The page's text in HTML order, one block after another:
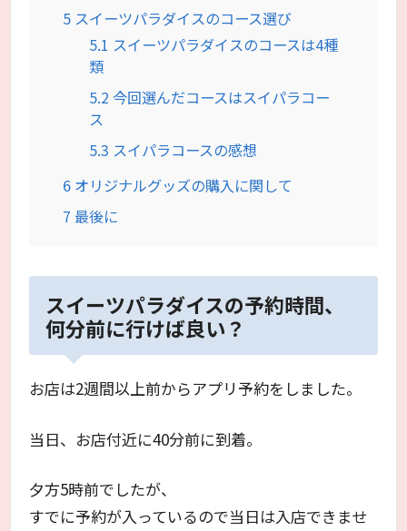
5 スイーツパラダイスのコース選び
5.1 スイーツパラダイスのコースは4種
類
5.2 今回選んだコースはスイパラコー
ス
5.3 スイパラコースの感想
6 オリジナルグッズの購入に関して
7 最後に
スイーツパラダイスの予約時間、
何分前に行けば良い？
お店は2週間以上前からアプリ予約をしました。
当日、お店付近に40分前に到着。
夕方5時前でしたが、
すでに予約が入っているので当日は入店できませ